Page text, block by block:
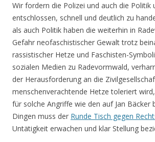
Wir fordern die Polizei und auch die Politik
entschlossen, schnell und deutlich zu
als auch Politik haben die weiterhin in
Gefahr neofaschistischer Gewalt trotz
rassistischer Hetze und Faschisten-
sozialen Medien zu Radevormwald,
der Herausforderung an die
menschenverachtende Hetze toleriert
für solche Angriffe wie den auf Jan Bäcker
Dingen muss der Runde Tisch gegen
Untätigkeit erwachen und klar Stellung